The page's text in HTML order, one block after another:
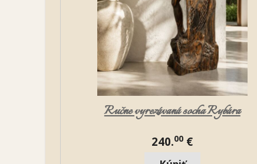
Ručne vyrezávaná socha Rybára
240.00 €